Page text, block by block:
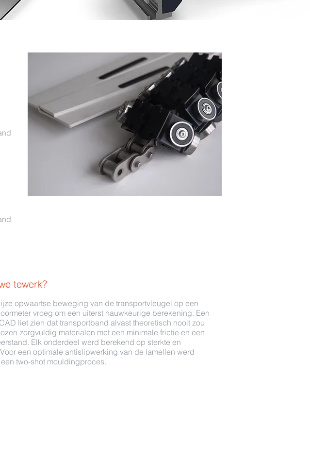
tewerk?
opwaartse beweging van de transportvleugel op een
vroeg om een uiterst nauwkeurige berekening. Een
liet zien dat transportband alvast theoretisch nooit zou
zorgvuldig materialen met een minimale frictie en een
Elk onderdeel werd berekend op sterkte en
een optimale antislipwerking van de lamellen werd
two-shot mouldingproces.